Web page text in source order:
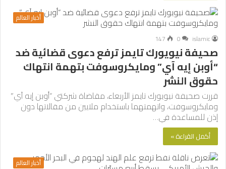
أخبار العالم
islamic
0
147
صحيفة نيويورك تايمز ترفع دعوى قضائية ضد
“أوبن إيه آي” ومايكروسوفت بتهمة انتهاك
حقوق النشر
قررت صحيفة نيويورك تايمز الأربعاء، مقاضاة شركتي “أوبن إيه آي”
ومايكروسوفت، واتهمتهما باستخدام ملايين من مقالاتها دون
إذن للمساعدة في…
أكمل القراءة »
أخبار العالم